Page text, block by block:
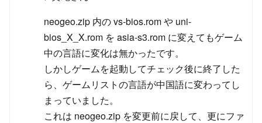
neogeo.zip 内の vs-bios.rom や uni-
bios_X_X.rom を asia-s3.rom に変えてもゲーム
中の言語に変化は無かったです。
しかしゲームを起動してチェック後に終了した
ら、ゲームリストの言語が中国語に変わってし
まっていました。
これは neogeo.zip を変更前に戻して、更にファ